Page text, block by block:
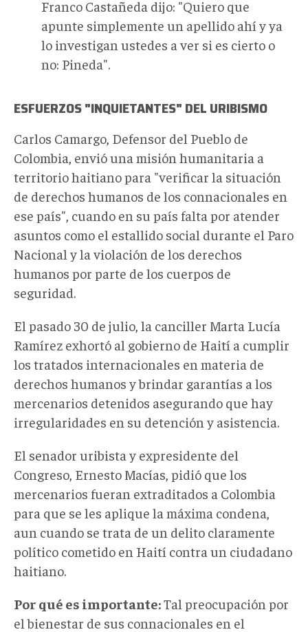
Franco Castañeda dijo: "Quiero que
apunte simplemente un apellido ahí y ya
lo investigan ustedes a ver si es cierto o
no: Pineda".
ESFUERZOS "INQUIETANTES" DEL URIBISMO
Carlos Camargo, Defensor del Pueblo de
Colombia, envió una misión humanitaria a
territorio haitiano para "verificar la situación
de derechos humanos de los connacionales en
ese país", cuando en su país falta por atender
asuntos como el estallido social durante el Paro
Nacional y la violación de los derechos
humanos por parte de los cuerpos de
seguridad.
El pasado 30 de julio, la canciller Marta Lucía
Ramírez exhortó al gobierno de Haití a cumplir
los tratados internacionales en materia de
derechos humanos y brindar garantías a los
mercenarios detenidos asegurando que hay
irregularidades en su detención y asistencia.
El senador uribista y expresidente del
Congreso, Ernesto Macías, pidió que los
mercenarios fueran extraditados a Colombia
para que se les aplique la máxima condena,
aun cuando se trata de un delito claramente
político cometido en Haití contra un ciudadano
haitiano.
Por qué es importante:Tal preocupación por
el bienestar de sus connacionales en el